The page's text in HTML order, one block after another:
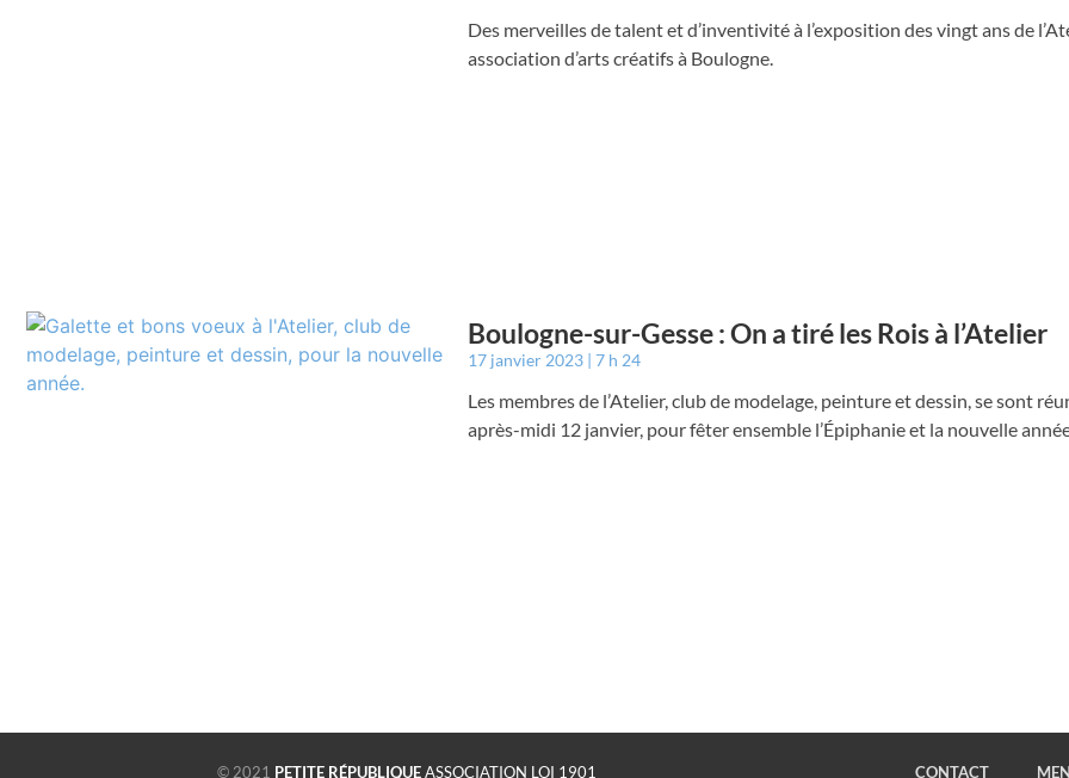
Des merveilles de talent et d’inventivité à l’exposition des vingt ans de
association d’arts créatifs à Boulogne.
Boulogne-sur-Gesse : On a tiré les Rois à l’Atelier
17 janvier 2023 7 h 24
Les membres de l’Atelier, club de modelage, peinture et dessin, se sont
après-midi 12 janvier, pour fêter ensemble l’Épiphanie et la nouvelle
© 2021 PETITE RÉPUBLIQUEASSOCIATION LOI 1901 CONTACT